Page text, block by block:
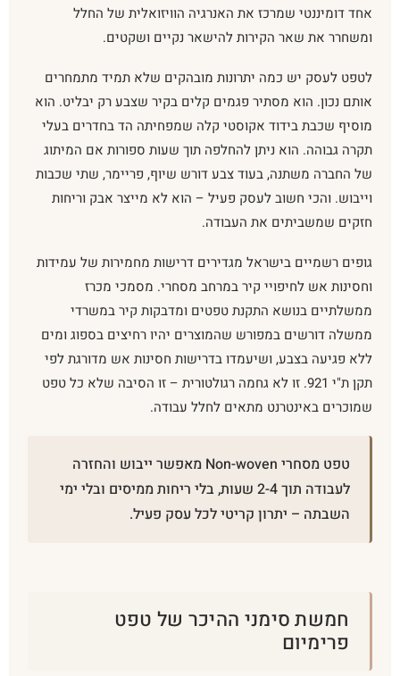
אחד דומיננטי שמרכז את האנרגיה הוויזואלית של החלל
ומשחרר את שאר הקירות להישאר נקיים ושקטים.
לטפט לעסק יש כמה יתרונות מובהקים שלא תמיד מתמחרים
אותם נכון. הוא מסתיר פגמים קלים בקיר שצבע רק יבליט. הוא
מוסיף שכבת בידוד אקוסטי קלה שמפחיתה הד בחדרים בעלי
תקרה גבוהה. הוא ניתן להחלפה תוך שעות ספורות אם המיתוג
של החברה משתנה, בעוד צבע דורש שיוף, פריימר, שתי שכבות
וייבוש. והכי חשוב לעסק פעיל – הוא לא מייצר אבק וריחות
חזקים שמשביתים את העבודה.
גופים רשמיים בישראל מגדירים דרישות מחמירות של עמידות
וחסינות אש לחיפויי קיר במרחב מסחרי. מסמכי מכרז
ממשלתיים בנושא התקנת טפטים ומדבקות קיר במשרדי
ממשלה דורשים במפורש שהמוצרים יהיו רחיצים בספוג ומים
ללא פגיעה בצבע, ושיעמדו בדרישות חסינות אש מדורגת לפי
תקן ת"י 921. זו לא גחמה רגולטורית – זו הסיבה שלא כל טפט
שמוכרים באינטרנט מתאים לחלל עבודה.
טפט מסחרי Non-woven מאפשר ייבוש והחזרה
לעבודה תוך 2-4 שעות, בלי ריחות ממיסים ובלי ימי
השבתה – יתרון קריטי לכל עסק פעיל.
חמשת סימני ההיכר של טפט
פרימיום